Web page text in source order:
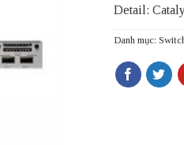
Detail:
Danh mục: